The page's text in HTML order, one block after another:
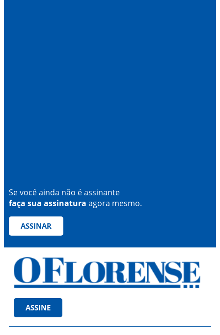
Se você ainda não é assinante
faça sua assinatura agora mesmo.
ASSINAR
ASSINE